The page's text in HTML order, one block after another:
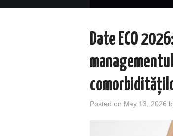
Date ECO
Posted on May 13, 2026